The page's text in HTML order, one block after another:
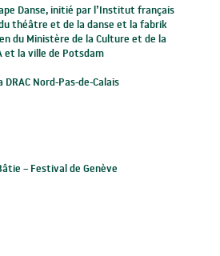
Danse, initié par l’Institut français
théâtre et de la danse et la fabrik
du Ministère de la Culture et de la
et la ville de Potsdam
DRAC Nord-Pas-de-Calais
– Festival de Genève